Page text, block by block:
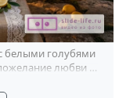
белыми голубями
любви и